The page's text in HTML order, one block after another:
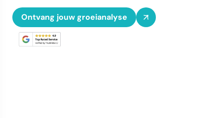
Ontvang jouw groeianalyse